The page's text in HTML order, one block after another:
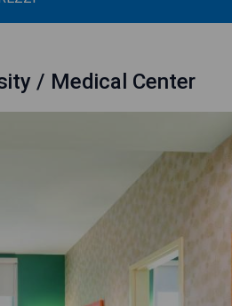
/ Medical Center